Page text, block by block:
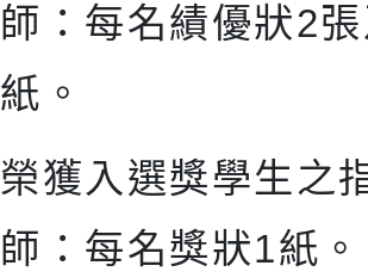
師：每名績優狀2
紙。
榮獲入選獎學生之
師：每名獎狀1紙。